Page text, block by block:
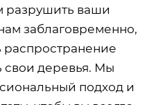
разрушить ваши
заблаговременно,
распространение
свои деревья. Мы
подход и